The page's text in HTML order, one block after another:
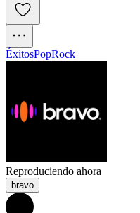
ÉxitosPopRock
Reproduciendo ahora
bravo